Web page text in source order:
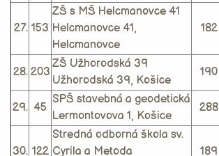
27. 153
ZŠ s MŠ Helcmanovce 41
Helcmanovce 41,
Helcmanovce
182
28. 203
ZŠ Užhorodská 39
Užhorodská 39, Košice
190
29. 45
SPŠ stavebná a geodetická
Lermontovova 1, Košice
288
30. 122
Stredná odborná škola sv.
Cyrila a Metoda
189